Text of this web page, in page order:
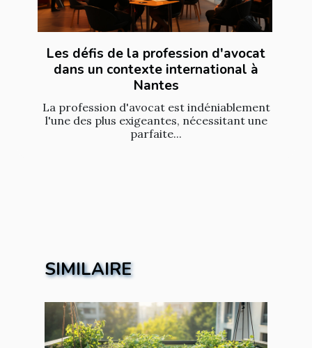
Les défis de la profession d'avocat
dans un contexte international à
Nantes
La profession d'avocat est indéniablement
l'une des plus exigeantes, nécessitant une
parfaite...
SIMILAIRE